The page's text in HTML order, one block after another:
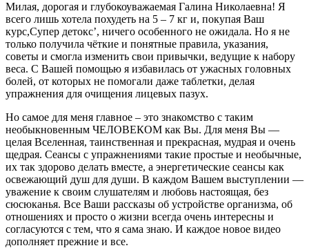
Милая, дорогая и глубокоуважаемая Галина Николаевна! Я
всего лишь хотела похудеть на 5 – 7 кг и, покупая Ваш
курс,Супер детокс’, ничего особенного не ожидала. Но я не
только получила чёткие и понятные правила, указания,
советы и смогла изменить свои привычки, ведущие к набору
веса. С Вашей помощью я избавилась от ужасных головных
болей, от которых не помогали даже таблетки, делая
упражнения для очищения лицевых пазух.
Но самое для меня главное – это знакомство с таким
необыкновенным ЧЕЛОВЕКОМ как Вы. Для меня Вы —
целая Вселенная, таинственная и прекрасная, мудрая и очень
щедрая. Сеансы с упражнениями такие простые и необычные,
их так здорово делать вместе, а энергетические сеансы как
освежающий душ для души. В каждом Вашем выступлении —
уважение к своим слушателям и любовь настоящая, без
сюсюканья. Все Ваши рассказы об устройстве организма, об
отношениях и просто о жизни всегда очень интересны и
согласуются с тем, что я сама знаю. И каждое новое видео
дополняет прежние и все.